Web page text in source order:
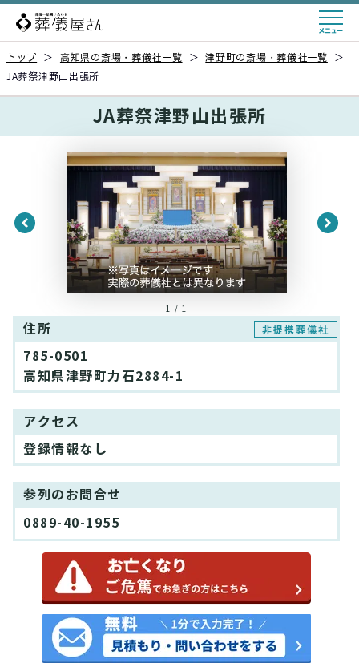
トップ ＞ 高知県の斎場・葬儀社一覧 ＞ 津野町の斎場・葬儀社一覧
＞
JA葬祭津野山出張所
JA葬祭津野山出張所
1 / 1
住所 非提携葬儀社
785-0501
高知県津野町力石2884-1
アクセス
登録情報なし
参列のお問合せ
0889-40-1955